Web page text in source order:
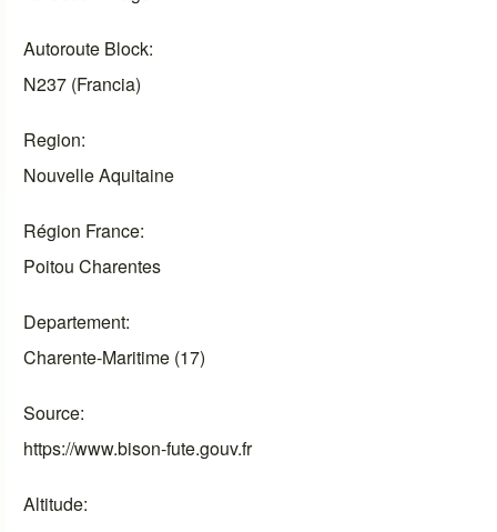
Autoroute Block
N237 (Francia)
Region
Nouvelle Aquitaine
Région France
Poitou Charentes
Departement
Charente-Maritime (17)
Source
https://www.bison-fute.gouv.fr
Altitude